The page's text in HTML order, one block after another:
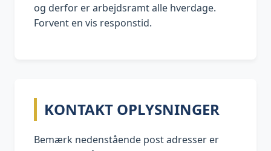
og derfor er arbejdsramt alle hverdage.
Forvent en vis responstid.
KONTAKT OPLYSNINGER
Bemærk nedenstående post adresser er